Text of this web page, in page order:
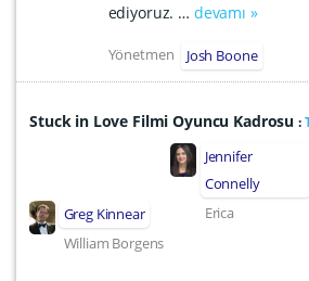
ediyoruz. … devamı »
Yönetmen Josh Boone
Stuck in Love Filmi Oyuncu Kadrosu:
Greg Kinnear
William Borgens
Jennifer
Connelly
Erica